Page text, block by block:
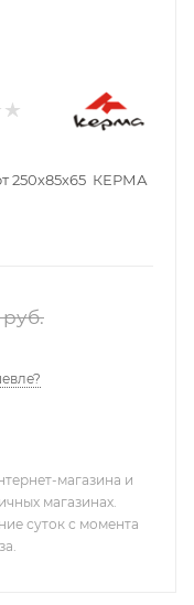
250х85х65 КЕРМА
руб.
магазина и
магазинах.
суток с момента